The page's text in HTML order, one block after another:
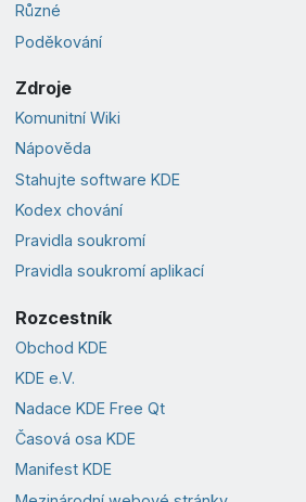
Různé
Poděkování
Zdroje
Komunitní Wiki
Nápověda
Stahujte software KDE
Kodex chování
Pravidla soukromí
Pravidla soukromí aplikací
Rozcestník
Obchod KDE
KDE e.V.
Nadace KDE Free Qt
Časová osa KDE
Manifest KDE